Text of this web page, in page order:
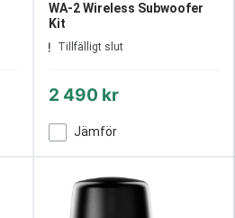
WA-2 Wireless Subwoofer
Kit
Tillfälligt slut
2 490 kr
Jämför